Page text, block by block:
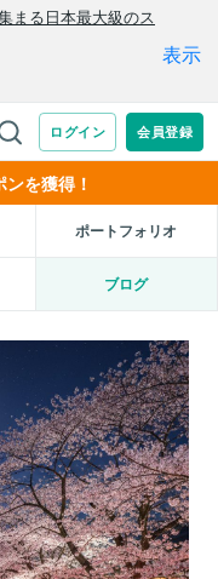
を獲得！
ポートフォリオ
ブログ